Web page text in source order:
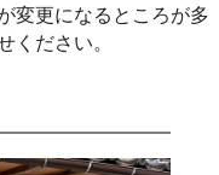
変更になるところが多
ださい。